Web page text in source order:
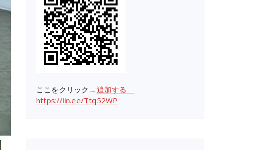
ここをクリック→ 追加する
https://lin.ee/Ttq52WP